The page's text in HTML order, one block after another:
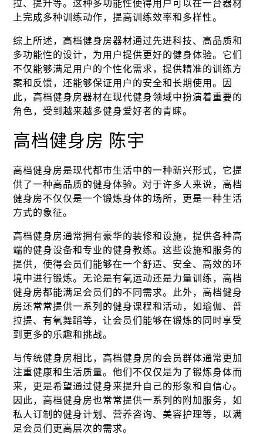
拉、提升等。这种多功能性使得用户可以在一台器材
上完成多种训练动作，提高训练效率和多样性。
综上所述，高档健身房器材通过先进科技、高品质和
多功能性的设计，为用户提供更好的健身体验。它们
不仅能够满足用户的个性化需求，提供精准的训练方
案和反馈，还能够保证用户的安全和长期使用。因
此，高档健身房器材在现代健身领域中扮演着重要的
角色，受到越来越多健身爱好者的青睐。
高档健身房 陈宇
高档健身房是现代都市生活中的一种新兴形式，它提
供了一种高品质的健身体验。对于许多人来说，高档
健身房不仅仅是一个锻炼身体的场所，更是一种生活
方式的象征。
高档健身房通常拥有豪华的装修和设施，提供各种高
端的健身设备和专业的健身教练。这些设施和服务的
提供，使得会员们能够在一个舒适、安全、高效的环
境中进行锻炼。无论是有氧运动还是力量训练，高档
健身房都能满足会员们的不同需求。此外，高档健身
房还常常提供一系列的健身课程和活动，如瑜伽、普
拉提、有氧舞蹈等，让会员们能够在锻炼的同时享受
到更多的乐趣和挑战。
与传统健身房相比，高档健身房的会员群体通常更加
注重健康和生活质量。他们不仅仅是为了锻炼身体而
来，更是希望通过健身来提升自己的形象和自信心。
因此，高档健身房也常常提供一系列的附加服务，如
私人订制的健身计划、营养咨询、美容护理等，以满
足会员们更高层次的需求。